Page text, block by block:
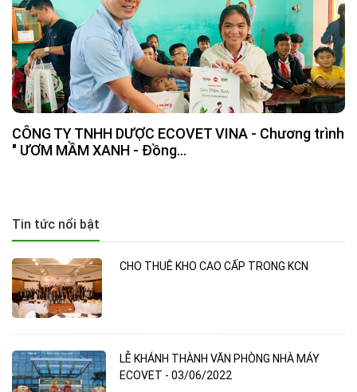
Tin tức nổi bật
CHO THUÊ KHO CAO CẤP TRONG KCN
LỄ KHÁNH THÀNH VĂN PHÒNG NHÀ MÁY
ECOVET - 03/06/2022
CÔNG TY TNHH DƯỢC ECOVET VINA - Chương trình
" ƯƠM MẦM XANH - Đồng...